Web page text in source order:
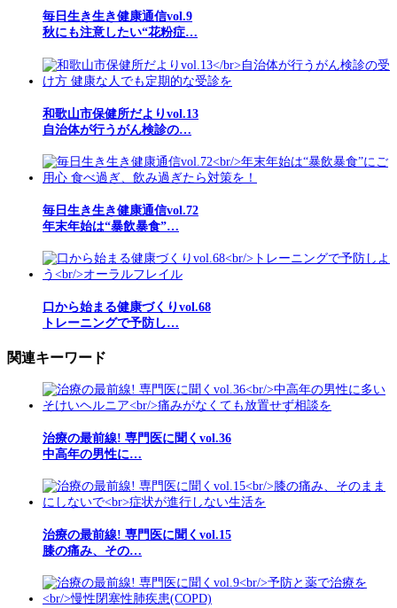
毎日生き生き健康通信vol.9
秋にも注意したい“花粉症…
和歌山市保健所だよりvol.13
自治体が行うがん検診の…
毎日生き生き健康通信vol.72
年末年始は“暴飲暴食”…
口から始まる健康づくりvol.68
トレーニングで予防し…
関連キーワード
治療の最前線! 専門医に聞くvol.36
中高年の男性に…
治療の最前線! 専門医に聞くvol.15
膝の痛み、その…